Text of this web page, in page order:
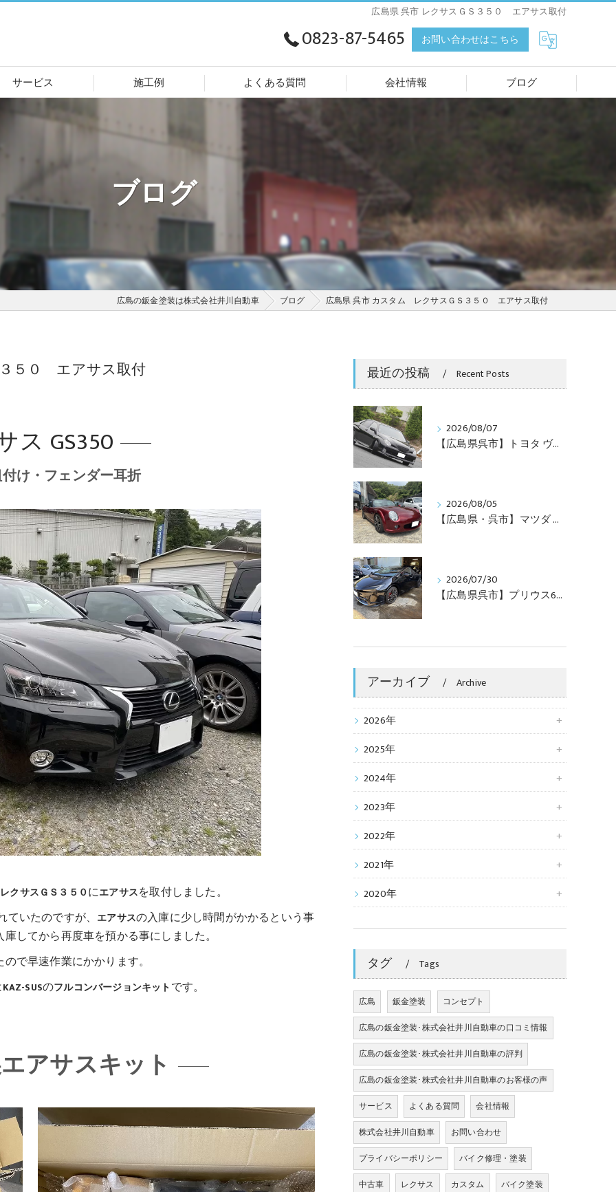
広島県 呉市 レクサスＧＳ３５０ エアサス取付
0823-87-5465 お問い合わせはこちら
サービス 施工例 よくある質問 会社情報 ブログ
ブログ
広島の鈑金塗装は株式会社井川自動車 ブログ 広島県 呉市 カスタム レクサスＧＳ３５０ エアサス取付
５０ エアサス取付
け・フェンダー耳折
ス GS350
レクサスＧＳ３５０にエアサスを取付しました。
いたのですが、 エアサスの入庫に少し時間がかかるという事
庫してから再度車を預かる事にしました。
で早速作業にかかります。
KAZ-SUSのフルコンバージョンキットです。
アサスキット
最近の投稿 Recent Posts
2026/08/07
【広島県呉市】トヨタ ヴェロッサのボンネットをグリルレス加工！ワンオフカスタムで迫力のフロントフェイスへ
2026/08/05
【広島県・呉市】マツダ ロードスター（NC）にエスケレート クリマ フロントキットを取付！唯一無二のクラシックフェイスへ
2026/07/30
【広島県呉市】プリウス60 ブレーキキャリパー・ブレーキディスクセンターをレッド塗装！おしゃれでインパクト抜群のカスタム
アーカイブ Archive
2026年
2025年
2024年
2023年
2022年
2021年
2020年
タグ Tags
広島 鈑金塗装
コンセプト
広島の鈑金塗装･株式会社井川自動車の口コミ情報
広島の鈑金塗装･株式会社井川自動車の評判
広島の鈑金塗装･株式会社井川自動車のお客様の声
サービス
よくある質問
会社情報
株式会社井川自動車
お問い合わせ
プライバシーポリシー
バイク修理・塗装
中古車
レクサス カスタム
バイク塗装